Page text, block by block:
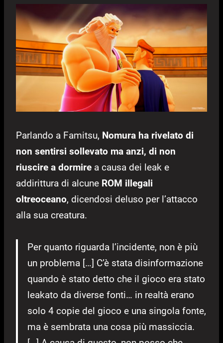
Parlando a Famitsu, Nomura ha rivelato di
non sentirsi sollevato ma anzi, di non
riuscire a dormire a causa dei leak e
addirittura di alcune ROM illegali
oltreoceano, dicendosi deluso per l’attacco
alla sua creatura.
Per quanto riguarda l’incidente, non è più
un problema […] C’è stata disinformazione
quando è stato detto che il gioco era stato
leakato da diverse fonti… in realtà erano
solo 4 copie del gioco e una singola fonte,
ma è sembrata una cosa più massiccia.